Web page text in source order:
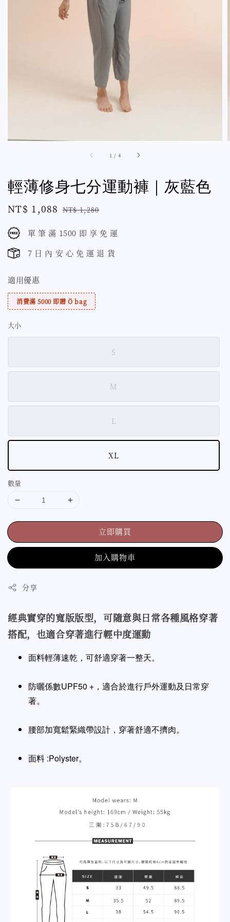
1 / 4
輕薄修身七分運動褲｜灰藍色
Sale
NT$ 1,088 Regular
NT$ 1,280
單 筆 滿 1500 即 享 免 運
7 日 內 安 心 免 運 退 貨
適用優惠
消費滿 5000 即贈 Ö bag
大小
S
M
L
XL
數量
立即購買
加入購物車
分享
經典實穿的寬版版型，可隨意與日常各種風格穿著
搭配，也適合穿著進行輕中度運動
面料輕薄速乾，可舒適穿著一整天。
防曬係數UPF50 +，適合於進行戶外運動及日常穿
著。
腰部加寬鬆緊織帶設計，穿著舒適不擠肉。
面料 :Polyster。